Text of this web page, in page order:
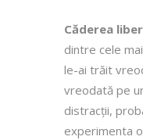
Căderea
dintre cele
le-ai trăit
vreodată pe
distracții,
experimenta